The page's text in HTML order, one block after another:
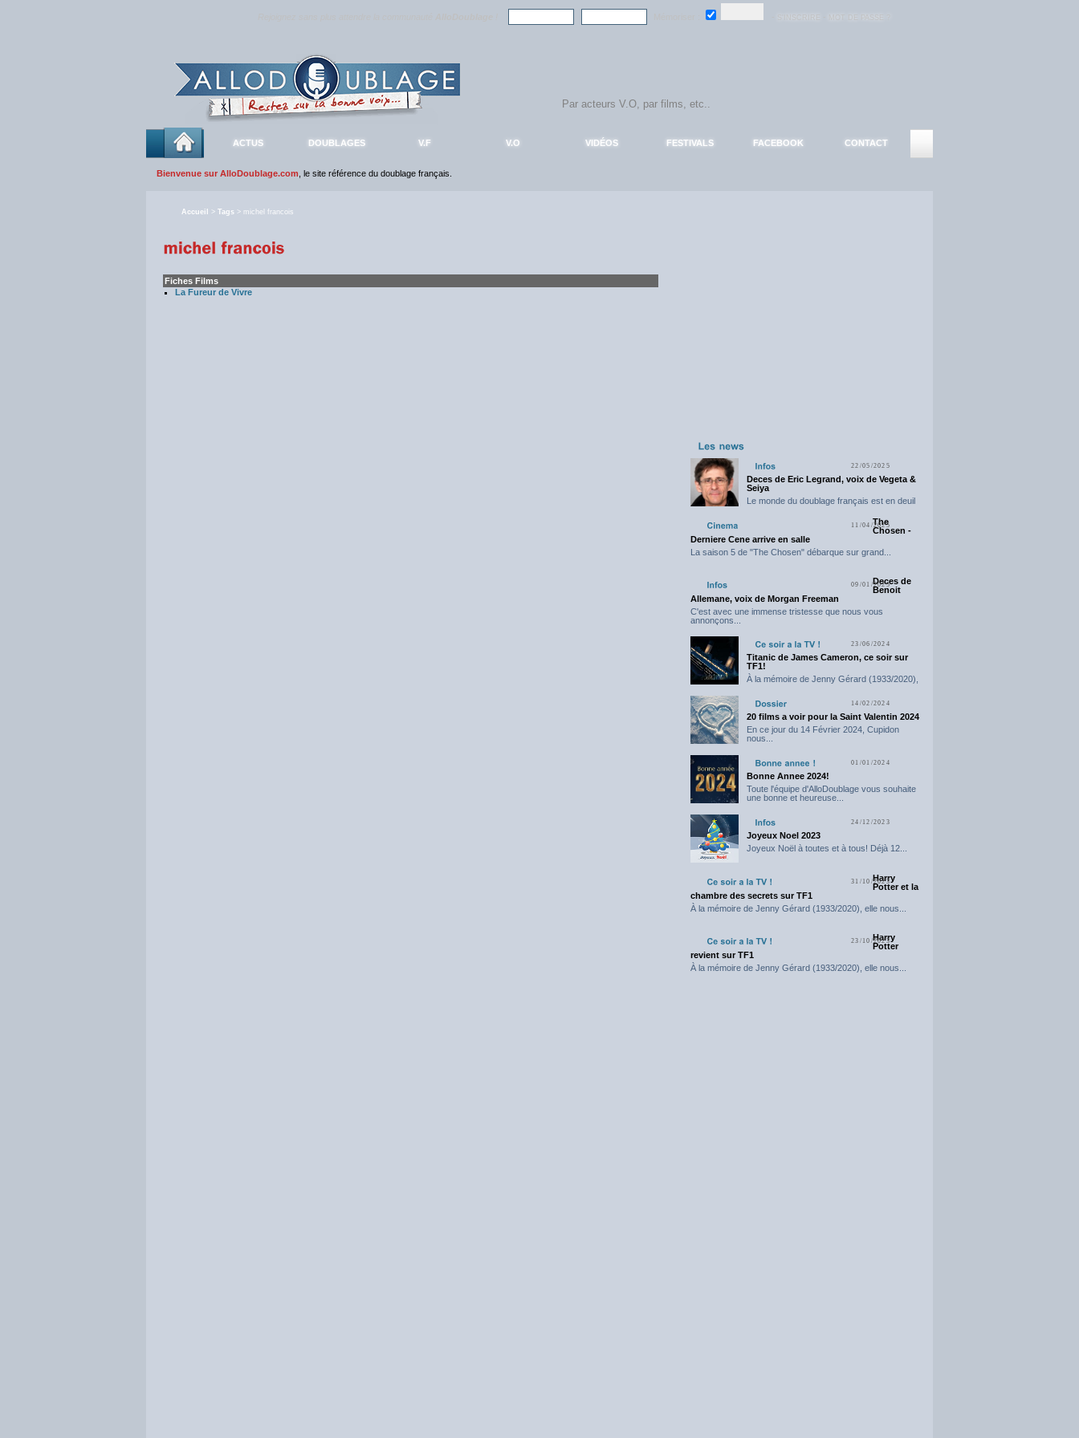
ACTUS DOUBLAGES V.F V.O VIDÉOS FESTIVALS FACEBOOK CONTACT
Bienvenue sur AlloDoublage.com , le site référence du doublage français.
Accueil > Tags > michel francois
Fiches Films
La Fureur de Vivre
22/05/2025
Deces de Eric Legrand, voix de Vegeta &
Seiya
Le monde du doublage français est en deuil
11/04/2025
The
Chosen -
Derniere Cene arrive en salle
La saison 5 de "The Chosen" débarque sur grand...
09/01/2025Deces de
Benoit
Allemane, voix de Morgan Freeman
C'est avec une immense tristesse que nous vous
annonçons...
23/06/2024
Titanic de James Cameron, ce soir sur
TF1!
À la mémoire de Jenny Gérard (1933/2020),
14/02/2024
20 films a voir pour la Saint Valentin 2024
En ce jour du 14 Février 2024, Cupidon
nous...
01/01/2024
Bonne Annee 2024!
Toute l'équipe d'AlloDoublage vous souhaite
une bonne et heureuse...
24/12/2023
Joyeux Noel 2023
Joyeux Noël à toutes et à tous! Déjà 12...
31/10/2023
Harry
Potter et la
chambre des secrets sur TF1
À la mémoire de Jenny Gérard (1933/2020), elle nous...
23/10/2023
Harry
Potter
revient sur TF1
À la mémoire de Jenny Gérard (1933/2020), elle nous...